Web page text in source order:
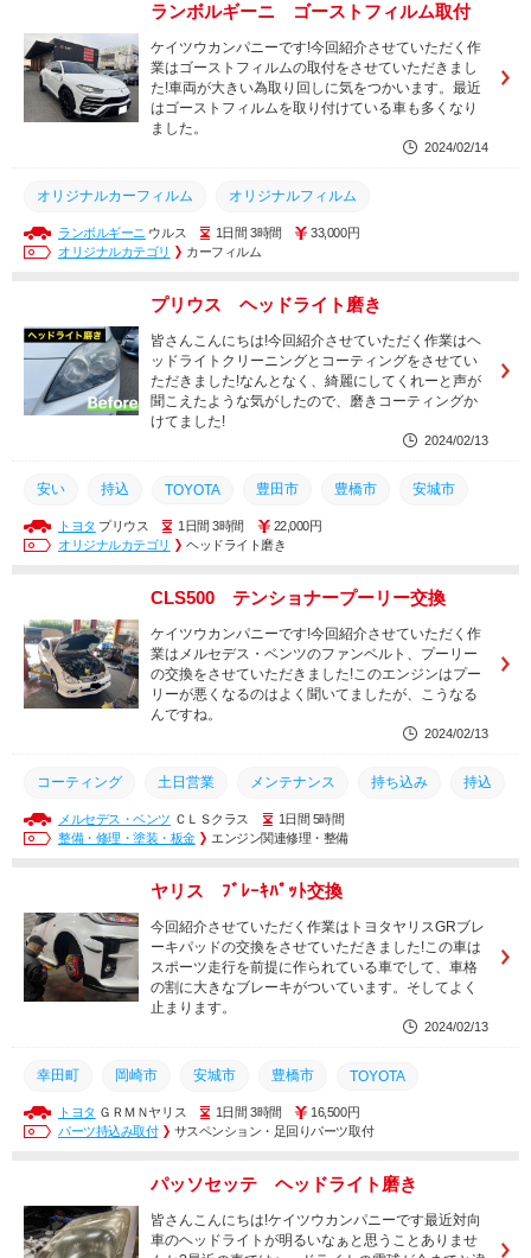
土日営業
ランボルギーニ ゴーストフィルム取付
ケイツウカンパニーです!今回紹介させていただく作
業はゴーストフィルムの取付をさせていただきまし
た!車両が大きい為取り回しに気をつかいます。最近
はゴーストフィルムを取り付けている車も多くなり
ました。
2024/02/14
オリジナルカーフィルム オリジナルフィルム
シルバーフィルム ゴーストフィルム 取り付け
土日営業 安城市 西尾市
岡崎市 豊橋市 豊田市 持込 安い
ランボルギーニ ウルス 1日間 3時間
33,000円
オリジナルカテゴリ
カーフィルム
プリウス ヘッドライト磨き
皆さんこんにちは!今回紹介させていただく作業はヘ
ッドライトクリーニングとコーティングをさせてい
ただきました!なんとなく、綺麗にしてくれーと声が
聞こえたような気がしたので、磨きコーティングか
けてました!
2024/02/13
安い 持込 TOYOTA 豊田市 豊橋市 安城市
西尾市 幸田町 岡崎市 車検
コーティング ヘッドライト磨き
トヨタ プリウス 1日間 3時間
22,000円
オリジナルカテゴリ
ヘッドライト磨き
CLS500 テンショナープーリー交換
ケイツウカンパニーです!今回紹介させていただく作
業はメルセデス・ベンツのファンベルト、プーリー
の交換をさせていただきました!このエンジンはプー
リーが悪くなるのはよく聞いてましたが、こうなる
んですね。
2024/02/13
コーティング 土日営業 メンテナンス 持ち込み 持込
安い カスタム 西尾市 豊田市
交換
メルセデス・ベンツ ＣＬＳクラス
1日間 5時間
整備・修理・塗装・板金
エンジン関連修理・整備
ヤリス ﾌﾞﾚｰｷﾊﾟｯﾄ交換
今回紹介させていただく作業はトヨタヤリスGRブレ
ーキパッドの交換をさせていただきました!この車は
スポーツ走行を前提に作られている車でして、車格
の割に大きなブレーキがついています。そしてよく
止まります。
2024/02/13
幸田町 岡崎市 安城市 豊橋市 TOYOTA
カスタム 安い 持込 持ち込み メンテナンス
修理 交換
トヨタ ＧＲＭＮヤリス 1日間 3時間
16,500円
パーツ持込み取付
サスペンション・足回りパーツ取付
パッソセッテ ヘッドライト磨き
皆さんこんにちは!ケイツウカンパニーです最近対向
車のヘッドライトが明るいなぁと思うことありませ